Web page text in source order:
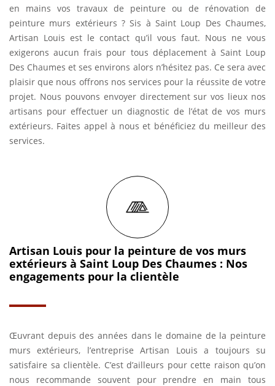
en mains vos travaux de peinture ou de rénovation de
peinture murs extérieurs ? Sis à Saint Loup Des Chaumes,
Artisan Louis est le contact qu’il vous faut. Nous ne vous
exigerons aucun frais pour tous déplacement à Saint Loup
Des Chaumes et ses environs alors n’hésitez pas. Ce sera avec
plaisir que nous offrons nos services pour la réussite de votre
projet. Nous pouvons envoyer directement sur vos lieux nos
artisans pour effectuer un diagnostic de l’état de vos murs
extérieurs. Faites appel à nous et bénéficiez du meilleur des
services.
Artisan Louis pour la peinture de vos murs
extérieurs à Saint Loup Des Chaumes : Nos
engagements pour la clientèle
Œuvrant depuis des années dans le domaine de la peinture
murs extérieurs, l’entreprise Artisan Louis a toujours su
satisfaire sa clientèle. C’est d’ailleurs pour cette raison qu’on
nous recommande souvent pour prendre en main tous